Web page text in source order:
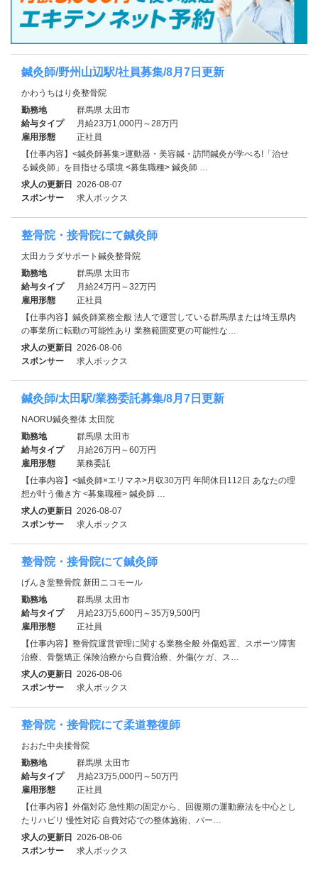
鍼灸師/野州山辺駅/社員募集/8月7日更新
かわうちはり灸整骨院
勤務地
群馬県 太田市
給与タイプ
月給23万1,000円～28万円
雇用形態
正社員
【仕事内容】<鍼灸師募集>運動器・美容鍼・訪問鍼灸が学べる!「治せ
る鍼灸師」を目指せる環境 <募集職種> 鍼灸師 …
求人の更新日 2026-08-07
スポンサー
求人ボックス
整骨院・接骨院にて鍼灸師
太田カラダサポート鍼灸整骨院
勤務地
群馬県 太田市
給与タイプ
月給24万円～32万円
雇用形態
正社員
【仕事内容】鍼灸師業務全般 法人で運営している群馬県または埼玉県内
の事業所に転勤の可能性あり 業務範囲変更の可能性な…
求人の更新日 2026-08-06
スポンサー
求人ボックス
鍼灸師/太田駅/業務委託募集/8月7日更新
NAORU鍼灸整体 太田院
勤務地
群馬県 太田市
給与タイプ
月給26万円～60万円
雇用形態
業務委託
【仕事内容】<鍼灸師×エリマネ>月収30万円 年間休日112日 あなたの理
想が叶う働き方 <募集職種> 鍼灸師 …
求人の更新日 2026-08-07
スポンサー
求人ボックス
整骨院・接骨院にて鍼灸師
げんき堂整骨院 新田ニコモール
勤務地
群馬県 太田市
給与タイプ
月給23万5,600円～35万9,500円
雇用形態
正社員
【仕事内容】整骨院運営管理に関する業務全般 外傷処置、スポーツ障害
治療、骨盤矯正 保険治療から自費治療、外傷(ケガ、ス…
求人の更新日 2026-08-06
スポンサー
求人ボックス
整骨院・接骨院にて柔道整復師
おおた中央接骨院
勤務地
群馬県 太田市
給与タイプ
月給23万5,000円～50万円
雇用形態
正社員
【仕事内容】外傷対応 急性期の固定から、回復期の運動療法を中心とし
たリハビリ 慢性対応 自費対応での整体施術、パー…
求人の更新日 2026-08-06
スポンサー
求人ボックス